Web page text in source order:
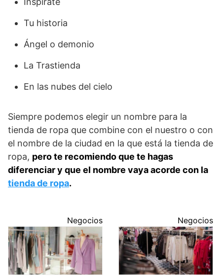
Tu historia
Ángel o demonio
La Trastienda
En las nubes del cielo
Siempre podemos elegir un nombre para la
tienda de ropa que combine con el nuestro o con
el nombre de la ciudad en la que está la tienda de
ropa, pero te recomiendo que te hagas
diferenciar y que el nombre vaya acorde con la
tienda de ropa.
Negocios Negocios